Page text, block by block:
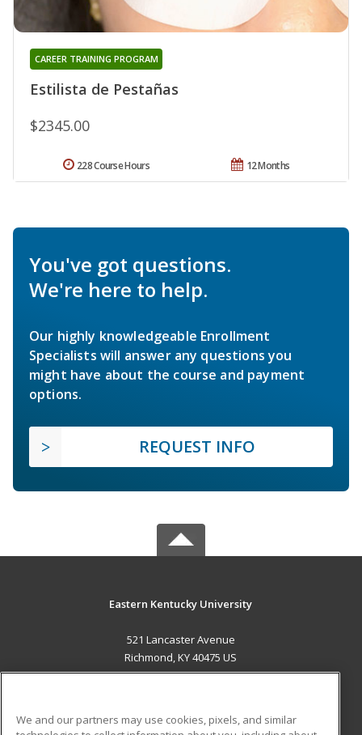
Estilista de Pestañas
CAREER TRAINING PROGRAM
$2345.00
12 Months
228 Course Hours
You've got questions.
We're here to help.
Our highly knowledgeable Enrollment
Specialists will answer any questions you
might have about the course and payment
options.
REQUEST INFO
Eastern Kentucky University
521 Lancaster Avenue
Richmond, KY 40475 US
We and our partners may use cookies, pixels, and similar